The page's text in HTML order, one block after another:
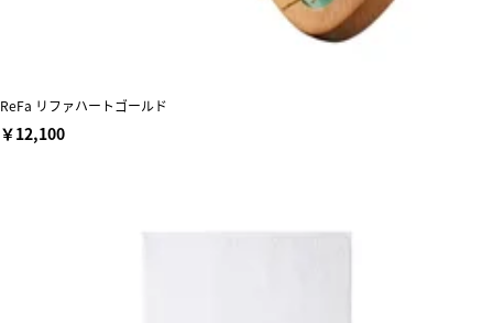
ReFa リファハートゴールド
￥12,100